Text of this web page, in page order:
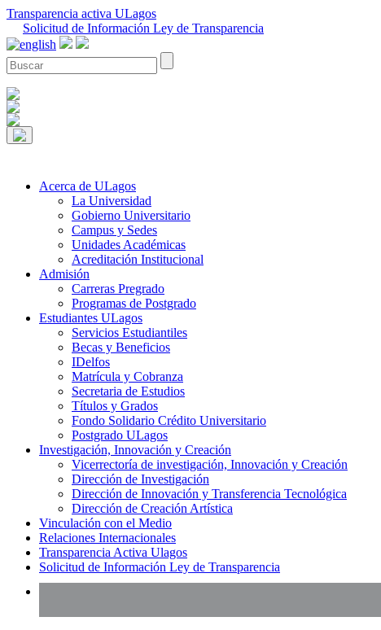
Transparencia activa ULagos
Solicitud de Información Ley de Transparencia
Acerca de ULagos
La Universidad
Gobierno Universitario
Campus y Sedes
Unidades Académicas
Acreditación Institucional
Admisión
Carreras Pregrado
Programas de Postgrado
Estudiantes ULagos
Servicios Estudiantiles
Becas y Beneficios
IDelfos
Matrícula y Cobranza
Secretaria de Estudios
Títulos y Grados
Fondo Solidario Crédito Universitario
Postgrado ULagos
Investigación, Innovación y Creación
Vicerrectoría de investigación, Innovación y Creación
Dirección de Investigación
Dirección de Innovación y Transferencia Tecnológica
Dirección de Creación Artística
Vinculación con el Medio
Relaciones Internacionales
Transparencia Activa Ulagos
Solicitud de Información Ley de Transparencia